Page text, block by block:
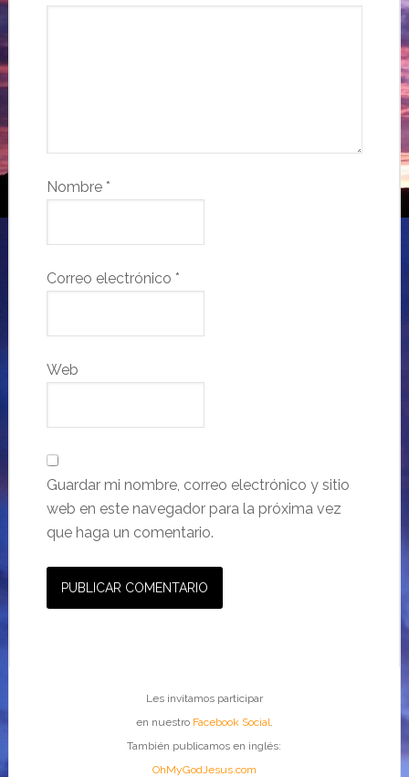
Nombre *
Correo electrónico *
Web
Guardar mi nombre, correo electrónico y sitio
web en este navegador para la próxima vez
que haga un comentario.
Les invitamos participar
en nuestro Facebook Social
También publicamos en inglés:
OhMyGodJesus.com